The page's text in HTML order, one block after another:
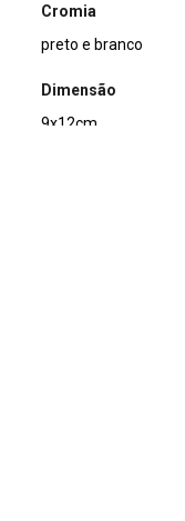
Cromia
preto e branco
Dimensão
9x12cm